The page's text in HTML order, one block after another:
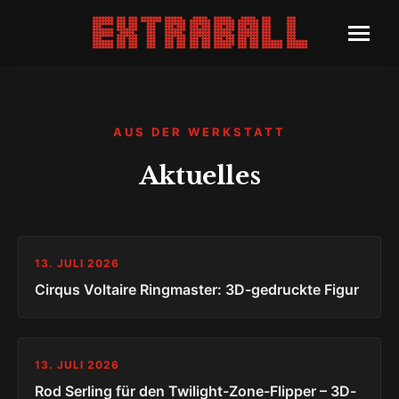
AUS DER WERKSTATT
Aktuelles
13. JULI 2026
Cirqus Voltaire Ringmaster: 3D-gedruckte Figur
13. JULI 2026
Rod Serling für den Twilight-Zone-Flipper – 3D-